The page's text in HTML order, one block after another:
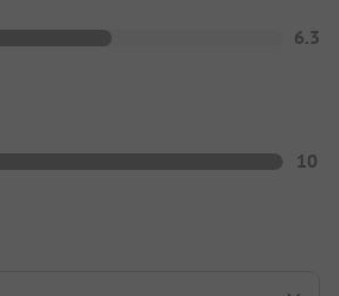
6.3
10